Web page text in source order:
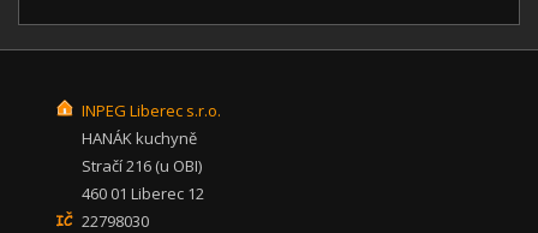
INPEG Liberec s.r.o.
HANÁK kuchyně
Stračí 216 (u OBI)
460 01 Liberec 12
22798030